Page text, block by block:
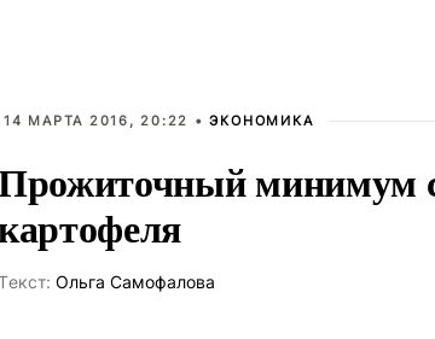
14 МАРТА 2016, 20:22 •ЭКОНОМИКА
минимум
Ольга Самофалова